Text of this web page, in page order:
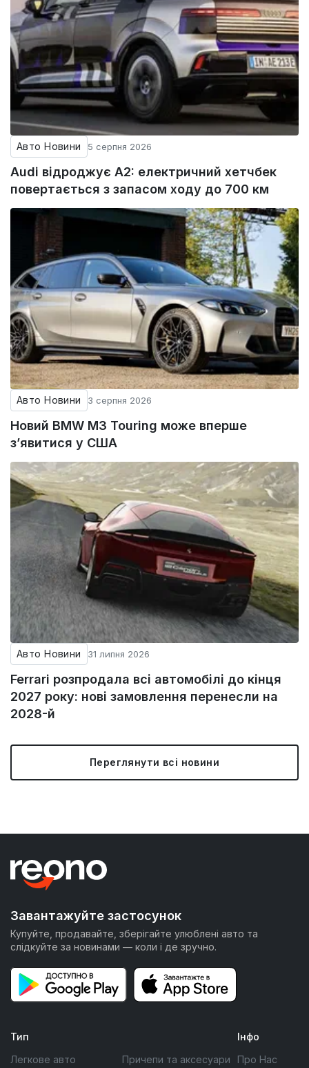
Авто Новини 5 серпня 2026
Audi відроджує A2: електричний хетчбек
повертається з запасом ходу до 700 км
Авто Новини 3 серпня 2026
Новий BMW M3 Touring може вперше
з’явитися у США
Авто Новини 31 липня 2026
Ferrari розпродала всі автомобілі до кінця
2027 року: нові замовлення перенесли на
2028-й
Переглянути всі новини
Завантажуйте застосунок
Купуйте, продавайте, зберігайте улюблені авто та
слідкуйте за новинами — коли і де зручно.
Тип
Легкове авто
Причепи та аксесуари
Інфо
Про Нас